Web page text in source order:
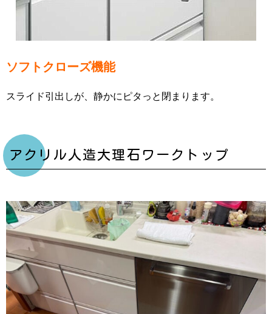
ソフトクローズ機能
スライド引出しが、静かにピタっと閉まります。
アクリル人造大理石ワークトップ